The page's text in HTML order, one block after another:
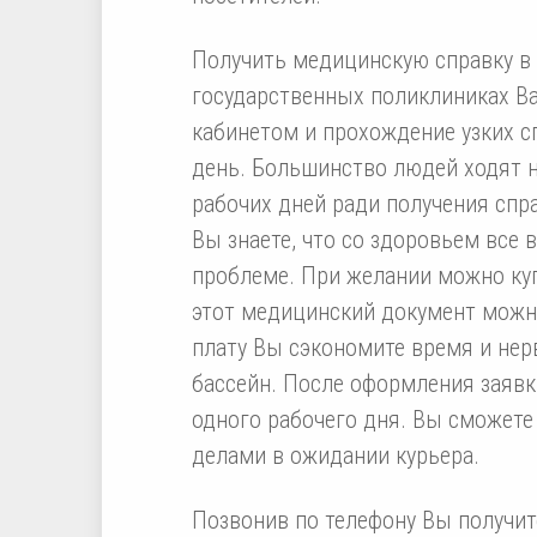
Получить медицинскую справку
государственных поликлиниках
кабинетом и прохождение узких
день. Большинство людей ходят
рабочих дней ради получения
Вы знаете, что со здоровьем
проблеме. При желании можно
этот медицинский документ
плату Вы сэкономите время и
бассейн. После оформления
одного рабочего дня. Вы
делами в ожидании курьера.
Позвонив по телефону Вы